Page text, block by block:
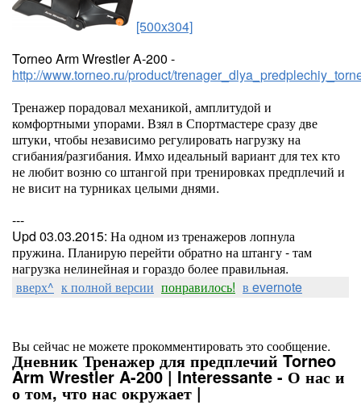
[500x304]
Torneo Arm Wrestler A-200 -
http://www.torneo.ru/product/
Тренажер порадовал механикой, амплитудой и
комфортными упорами. Взял в Спортмастере сразу две
штуки, чтобы независимо регулировать нагрузку на
сгибания/разгибания. Имхо идеальный вариант для тех кто
не любит возню со штангой при тренировках предплечий и
не висит на турниках целыми днями.
---
Upd 03.03.2015: На одном из тренажеров лопнула
пружина. Планирую перейти обратно на штангу - там
нагрузка нелинейная и гораздо более правильная.
вверх^ к полной версии понравилось! в evernote
Вы сейчас не можете прокомментировать это сообщение.
Дневник Тренажер для предплечий Torneo
Arm Wrestler A-200 | Interessante - О нас и
о том, что нас окружает |